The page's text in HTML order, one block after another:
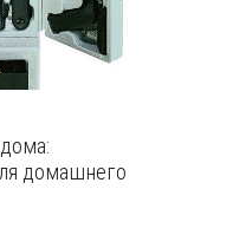
домашнего